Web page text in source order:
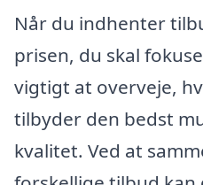
Når du indhenter
prisen, du skal
vigtigt at overveje,
tilbyder den bedst
kvalitet. Ved at